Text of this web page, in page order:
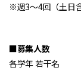
※週3～4回（土日
■募集人数
各学年 若干名